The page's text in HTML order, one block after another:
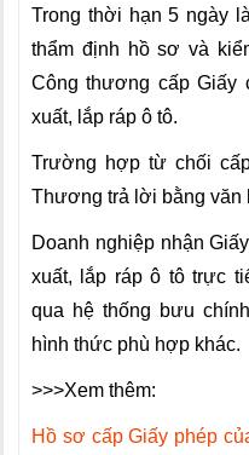
Trong thời hạn 5 ngày
thẩm định hồ sơ và
Công thương cấp Giấy
xuất, lắp ráp ô tô.
Trường hợp từ chối
Thương trả lời bằng văn
Doanh nghiệp nhận
xuất, lắp ráp ô tô trực
qua hệ thống bưu
hình thức phù hợp khác.
>>>Xem thêm:
Hồ sơ cấp Giấy phép